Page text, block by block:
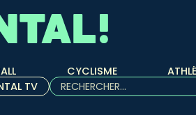
CYCLISME
TV
Rechercher :